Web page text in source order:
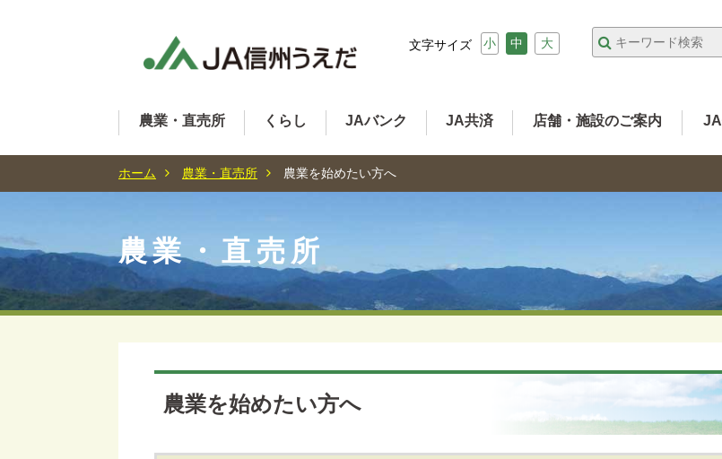
文字サイズ 小 中 大
農業・直売所 くらし JAバンク JA共済 店舗・施設のご案内
ホーム 農業・直売所 農業を始めたい方へ
農業・直売所
農業を始めたい方へ